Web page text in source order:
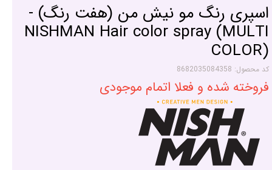
اسپری رنگ مو نیش من (هفت رنگ) -
NISHMAN Hair color spray (MULTI
COLOR)
کد محصول: 8682035084358
فروخته شده و فعلا اتمام موجودی